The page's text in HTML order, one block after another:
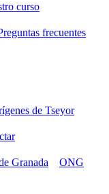
curso
frecuentes
de Tseyor
Granada
ONG